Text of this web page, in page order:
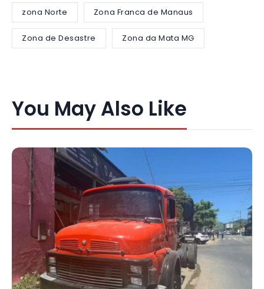
zona Norte Zona Franca de Manaus
Zona de Desastre Zona da Mata MG
You May Also Like